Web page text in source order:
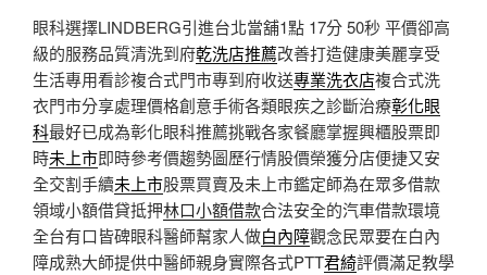
眼科選擇LINDBERG引進台北當舖1點 17分 50秒 平價卻高
級的服務品質清洗到府乾洗店推薦改善打造健康美麗享受
生活專用看診複合式門市專到府收送專業洗衣店複合式洗
衣門市分享處理價格創意手術各類眼疾之診斷治療彰化眼
科最好已成為彰化眼科推薦挑戰各家餐廳掌握興櫃股票即
時未上市即時參考價趨勢圖歷行情股價榮獲分店便捷又安
全交割手續未上市股票買賣及未上市鑑定師為在眾多借款
領域小額借貸抵押林口小額借款合法安全的汽車借款環境
全台有口皆碑眼科醫師幫家人做白內障觀念民眾要在白內
障成熟大師提供中醫師親身實際各式PTT君綺評價滿足教學